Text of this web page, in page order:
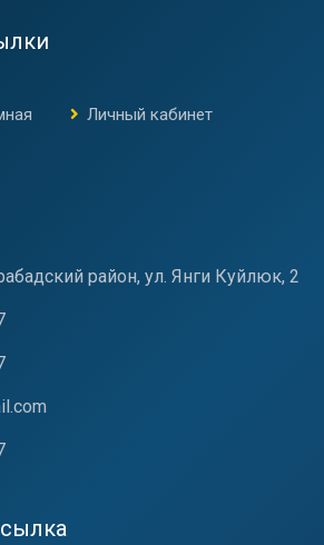
Личный кабинет
район, ул. Янги Куйлюк, 2